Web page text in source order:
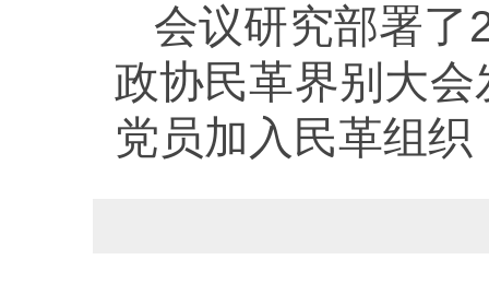
会议研究部署了
政协民革界别大
党员加入民革组织